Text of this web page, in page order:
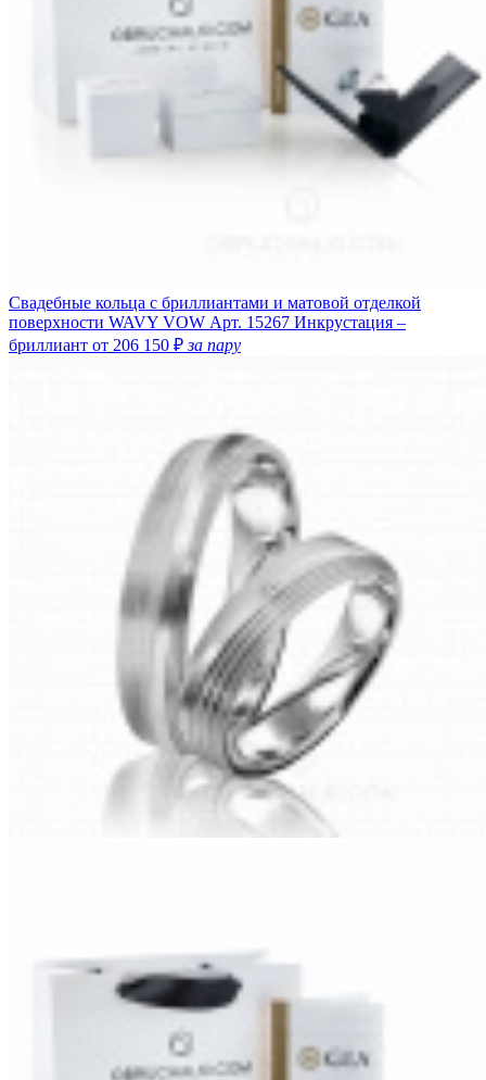
Свадебные кольца с бриллиантами и матовой отделкой
поверхности WAVY VOW Арт. 15267 Инкрустация –
бриллиант от 206 150 ₽за пару